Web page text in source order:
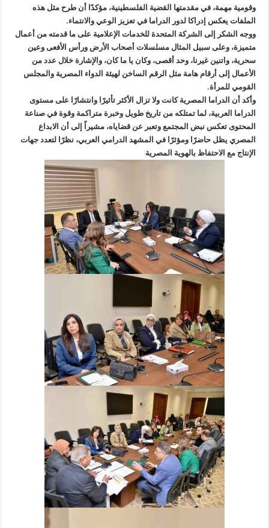
وقومية مهمة، في مقدمتها القضية الفلسطينية، مؤكدًا أن طرح مثل هذه
الملفات يعكس إدراكا لدور الدراما في تعزيز الوعي والانتماء.
ووجه الشكر إلى الشركة المتحدة للخدمات الإعلامية على ما قدمته من أعمال
متميزة، وعلى سبيل المثال مسلسلات أصحاب الأرض ورأس الأفعى وعين
سحرية، واتنين غيرنا، وحد أقصى، وكان يا ما كان، والإشارة خلال عدد من
الأعمال إلى أرقام هامة مثل الرقم الساخن لهيئة الدواء المصرية والمجلس
القومي للمرأة.
وأكد أن الدراما المصرية كانت ولا تزال الأكثر تأثيرًا وانتشارًا على مستوى
الدراما العربية، لما تمتلكه من تاريخ طويل وخبرة متراكمة وقوة في صناعة
المحتوى تعكس نبض المجتمع وتعبر عن قضاياه، مشيراً إلى أن الابداع
المصري يظل حاضرًا ومؤثرًا في المشهد الدرامي العربي، نظرًا لتعدد جهات
الإنتاج مع الاحتفاظ بالهوية المصرية